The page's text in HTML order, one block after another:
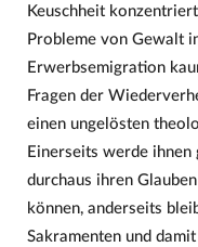
Keuschheit
Probleme von Gewalt
Erwerbsemigration
Fragen der
einen ungelösten
Einerseits werde ihnen
durchaus ihren
können, anderseits
Sakramenten und